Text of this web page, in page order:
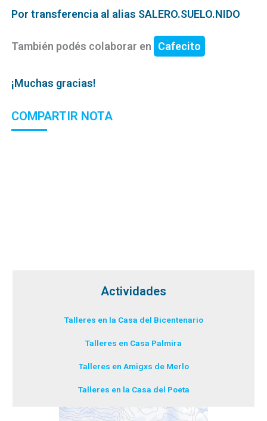
Por transferencia al alias SALERO.SUELO.NIDO
También podés colaborar en Cafecito
¡Muchas gracias!
COMPARTIR NOTA
Actividades
Talleres en la Casa del Bicentenario
Talleres en Casa Palmira
Talleres en Amigxs de Merlo
Talleres en la Casa del Poeta